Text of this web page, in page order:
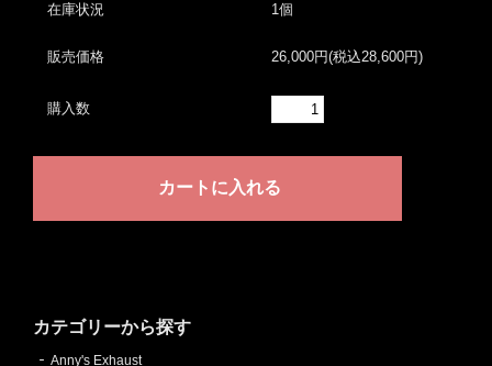
在庫状況 1個
販売価格 26,000円(税込28,600円)
購入数
カテゴリーから探す
Anny's Exhaust